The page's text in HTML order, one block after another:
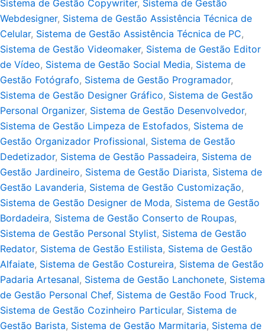
Sistema de Gestão Copywriter, Sistema de Gestão
Webdesigner, Sistema de Gestão Assistência Técnica de
Celular, Sistema de Gestão Assistência Técnica de PC,
Sistema de Gestão Videomaker, Sistema de Gestão Editor
de Vídeo, Sistema de Gestão Social Media, Sistema de
Gestão Fotógrafo, Sistema de Gestão Programador,
Sistema de Gestão Designer Gráfico, Sistema de Gestão
Personal Organizer, Sistema de Gestão Desenvolvedor,
Sistema de Gestão Limpeza de Estofados, Sistema de
Gestão Organizador Profissional, Sistema de Gestão
Dedetizador, Sistema de Gestão Passadeira, Sistema de
Gestão Jardineiro, Sistema de Gestão Diarista, Sistema de
Gestão Lavanderia, Sistema de Gestão Customização,
Sistema de Gestão Designer de Moda, Sistema de Gestão
Bordadeira, Sistema de Gestão Conserto de Roupas,
Sistema de Gestão Personal Stylist, Sistema de Gestão
Redator, Sistema de Gestão Estilista, Sistema de Gestão
Alfaiate, Sistema de Gestão Costureira, Sistema de Gestão
Padaria Artesanal, Sistema de Gestão Lanchonete, Sistema
de Gestão Personal Chef, Sistema de Gestão Food Truck,
Sistema de Gestão Cozinheiro Particular, Sistema de
Gestão Barista, Sistema de Gestão Marmitaria, Sistema de